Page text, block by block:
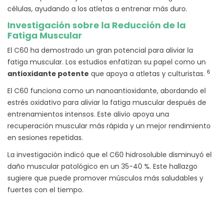
células, ayudando a los atletas a entrenar más duro.
Investigación sobre la Reducción de la
Fatiga Muscular
El C60 ha demostrado un gran potencial para aliviar la
fatiga muscular. Los estudios enfatizan su papel como un
antioxidante potente que apoya a atletas y culturistas. 6
El C60 funciona como un nanoantioxidante, abordando el
estrés oxidativo para aliviar la fatiga muscular después de
entrenamientos intensos. Este alivio apoya una
recuperación muscular más rápida y un mejor rendimiento
en sesiones repetidas.
La investigación indicó que el C60 hidrosoluble disminuyó el
daño muscular patológico en un 35-40 %. Este hallazgo
sugiere que puede promover músculos más saludables y
fuertes con el tiempo.